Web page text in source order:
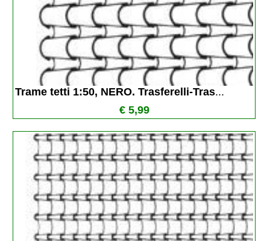
Trame tetti 1:50, NERO. Trasferelli-Tras...
€ 5,99